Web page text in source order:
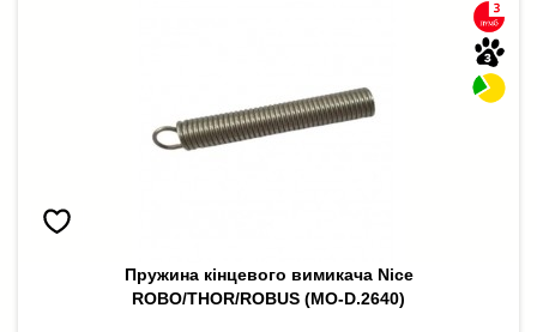
Пружина кінцевого вимикача Nice
ROBO/THOR/ROBUS (MO-D.2640)